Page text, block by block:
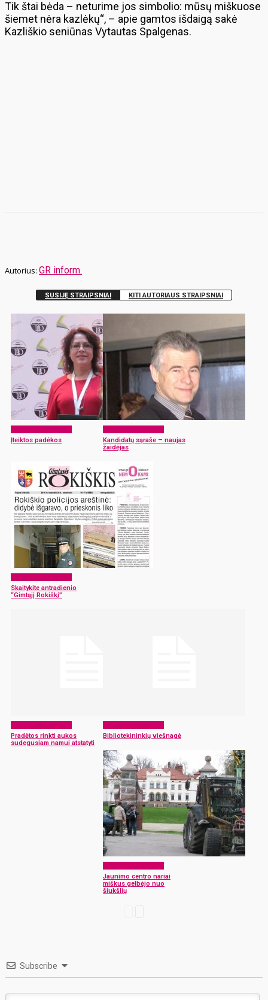
Tik štai bėda – neturime jos simbolio: mūsų miškuose
šiemet nėra kazlėkų“, – apie gamtos išdaigą sakė
Kazliškio seniūnas Vytautas Spalgenas.
GR inform.
SUSIJĘ STRAIPSNIAI KITI AUTORIAUS STRAIPSNIAI
Įteiktos padėkos
Kandidatų sąraše – naujas
žaidėjas
Skaitykite antradienio
“Gimtąjį Rokiškį”
Pradėtos rinkti aukos
sudegusiam namui atstatyti
Bibliotekininkių viešnagė
Jaunimo centro nariai
miškus gelbėjo nuo
šiukšlių
Subscribe